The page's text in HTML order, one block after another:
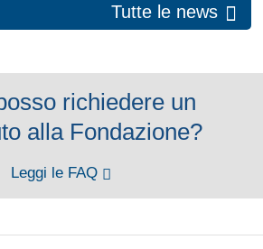
Tutte le news
richiedere un
alla Fondazione?
Leggi le FAQ